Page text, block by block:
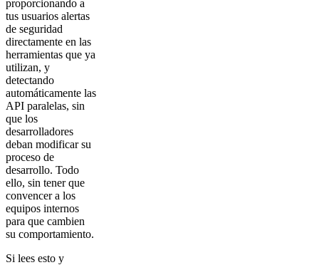
proporcionando a
tus usuarios alertas
de seguridad
directamente en las
herramientas que ya
utilizan, y
detectando
automáticamente las
API paralelas, sin
que los
desarrolladores
deban modificar su
proceso de
desarrollo. Todo
ello, sin tener que
convencer a los
equipos internos
para que cambien
su comportamiento.
Si lees esto y